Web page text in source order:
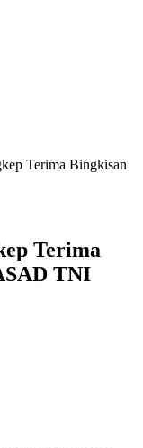
Terima Bingkisan
Terima
TNI